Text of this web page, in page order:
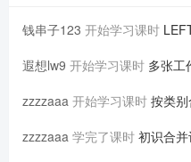
钱串子123 开始学习课时
遐想lw9 开始学习课时 多张工
zzzzaaa 开始学习课时 按类
zzzzaaa 学完了课时 初识合